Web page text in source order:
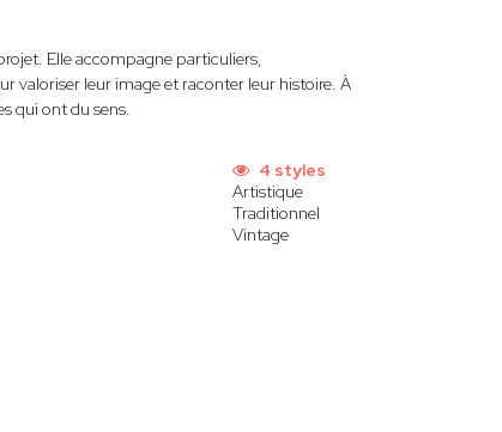
Elle accompagne particuliers,
valoriser leur image et raconter leur histoire. À
qui ont du sens.
4 styles
Artistique
Traditionnel
Vintage